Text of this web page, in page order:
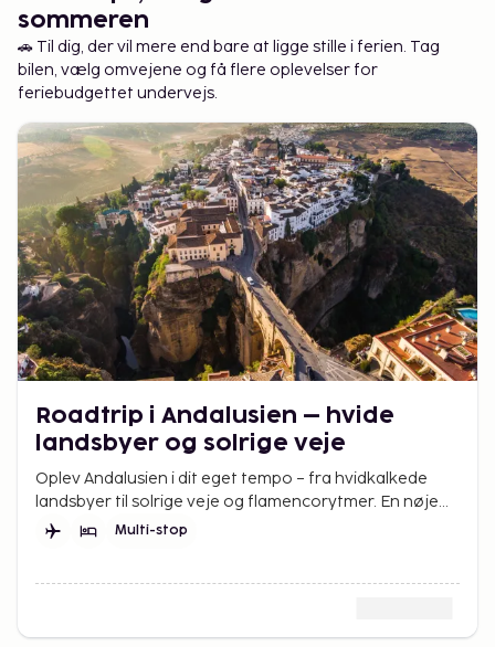
sommeren
🚗 Til dig, der vil mere end bare at ligge stille i ferien. Tag
bilen, vælg omvejene og få flere oplevelser for
feriebudgettet undervejs.
Roadtrip i Andalusien – hvide
landsbyer og solrige veje
Oplev Andalusien i dit eget tempo – fra hvidkalkede
landsbyer til solrige veje og flamencorytmer. En nøje
udvalgt rejse gennem Sydspanien.
Multi-stop